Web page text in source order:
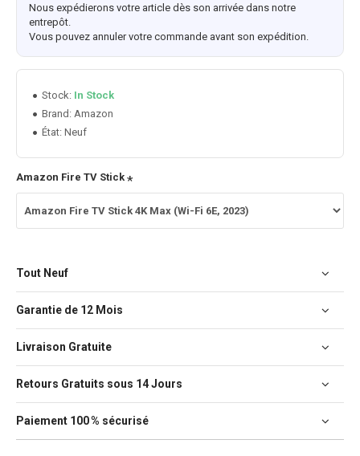
Nous expédierons votre article dès son arrivée dans notre
entrepôt.
Vous pouvez annuler votre commande avant son expédition.
Stock: In Stock
Brand: Amazon
État: Neuf
Amazon Fire TV Stick
Tout Neuf
Garantie de 12 Mois
Livraison Gratuite
Retours Gratuits sous 14 Jours
Paiement 100 % sécurisé